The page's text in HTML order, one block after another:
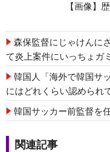
【画像】
森保監督にじゃけんに
て炎上案件にいっちょガ
韓国人「海外で韓国サ
にはどれくらい認められ
韓国サッカー前監督を
関連記事